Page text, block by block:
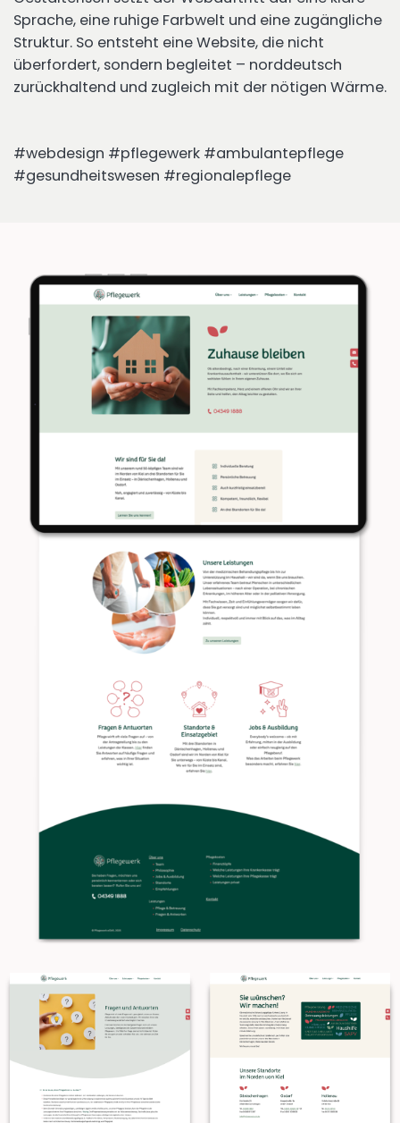
Sprache, eine ruhige Farbwelt und eine zugängliche
Struktur. So entsteht eine Website, die nicht
überfordert, sondern begleitet – norddeutsch
zurückhaltend und zugleich mit der nötigen Wärme.
#webdesign #pflegewerk #ambulantepflege
#gesundheitswesen #regionalepflege